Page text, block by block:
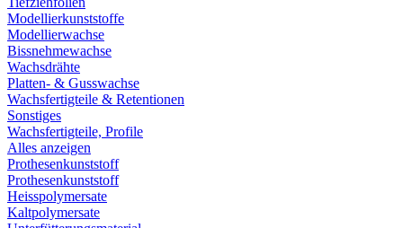
Modellierkunststoffe
Modellierwachse
Bissnehmewachse
Wachsdrähte
Platten- & Gusswachse
Wachsfertigteile & Retentionen
Sonstiges
Wachsfertigteile, Profile
Alles anzeigen
Prothesenkunststoff
Prothesenkunststoff
Heisspolymersate
Kaltpolymersate